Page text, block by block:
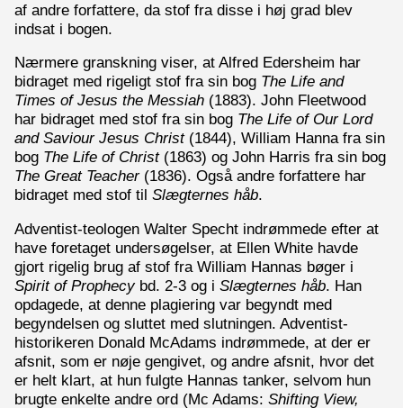
af andre forfattere, da stof fra disse i høj grad blev
indsat i bogen.
Nærmere granskning viser, at Alfred Edersheim har
bidraget med rigeligt stof fra sin bog The Life and
Times of Jesus the Messiah (1883). John Fleetwood
har bidraget med stof fra sin bog The Life of Our Lord
and Saviour Jesus Christ(1844), William Hanna fra sin
bog The Life of Christ(1863) og John Harris fra sin bog
The Great Teacher(1836). Også andre forfattere har
bidraget med stof til Slægternes håb.
Adventist-teologen Walter Specht indrømmede efter at
have foretaget undersøgelser, at Ellen White havde
gjort rigelig brug af stof fra William Hannas bøger i
Spirit of Prophecybd. 2-3 og i Slægternes håb. Han
opdagede, at denne plagiering var begyndt med
begyndelsen og sluttet med slutningen. Adventist-
historikeren Donald McAdams indrømmede, at der er
afsnit, som er nøje gengivet, og andre afsnit, hvor det
er helt klart, at hun fulgte Hannas tanker, selvom hun
brugte enkelte andre ord (Mc Adams: Shifting View,